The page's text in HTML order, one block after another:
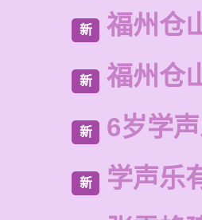
新 福州仓
新 福州仓
新 6岁学
新
学声乐